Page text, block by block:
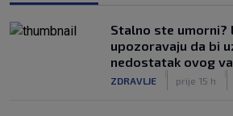
Stalno ste umorni?
upozoravaju da bi
nedostatak ovog
ZDRAVLJE prije 15 h